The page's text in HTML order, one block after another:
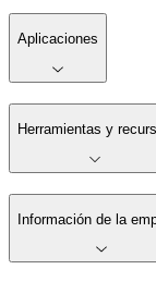
Aplicaciones
Herramientas y
Información de la